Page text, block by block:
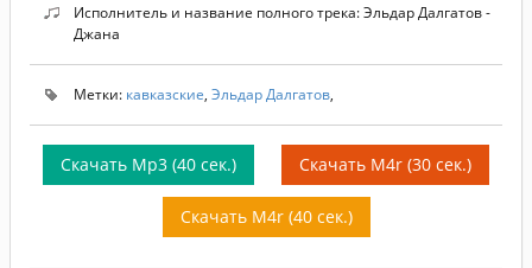
Исполнитель и название полного трека: Эльдар Далгатов -
Джана
Метки: кавказские, Эльдар Далгатов,
Скачать Mp3 (40 сек.) Скачать M4r (30 сек.)
Скачать M4r (40 сек.)